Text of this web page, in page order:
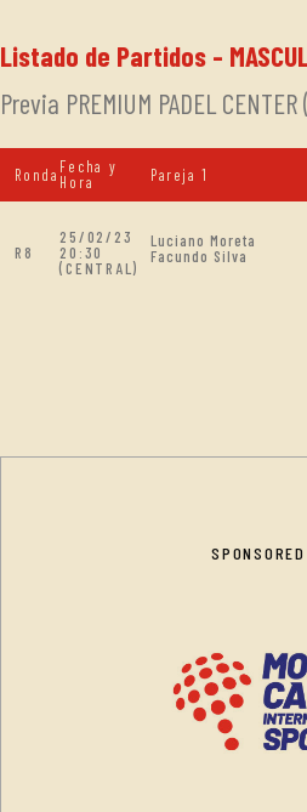
Listado de Partidos -
Previa PREMIUM PADEL
Ronda Fecha y
Hora
Pareja 1
R8
25/02/23
20:30
(CENTRAL)
Luciano Moreta
Facundo Silva